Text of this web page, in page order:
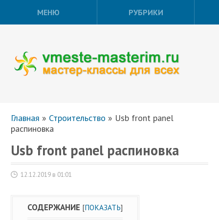
МЕНЮ РУБРИКИ
Главная » Строительство » Usb front panel
распиновка
Usb front panel распиновка
12.12.2019 в 01:01
СОДЕРЖАНИЕ [ПОКАЗАТЬ]